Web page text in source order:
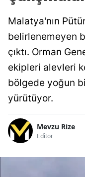
Malatya'nın
belirlenemeyen
çıktı. Orman
ekipleri alevleri
bölgede yoğun
yürütüyor.
Mevzu Rize
Editör